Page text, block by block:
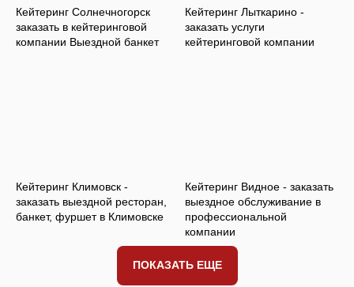
Кейтеринг Солнечногорск
заказать в кейтеринговой
компании Выездной банкет
Кейтеринг Лыткарино -
заказать услуги
кейтеринговой компании
Кейтеринг Климовск -
заказать выездной ресторан,
банкет, фуршет в Климовске
Кейтеринг Видное - заказать
выездное обслуживание в
профессиональной
компании
ПОКАЗАТЬ ЕЩЕ